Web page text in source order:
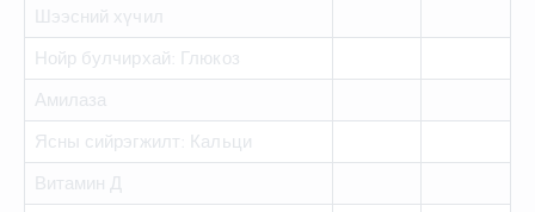
Шээсний хүчил
Нойр булчирхай: Глюкоз
Амилаза
Ясны сийрэгжилт: Кальци
Витамин Д